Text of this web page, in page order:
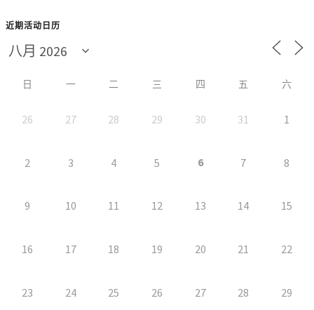
近期活动日历
日 一 二 三 四 五 六
26 27 28 29 30 31 1
2 3 4 5 6 7 8
9 10 11 12 13 14 15
16 17 18 19 20 21 22
23 24 25 26 27 28 29